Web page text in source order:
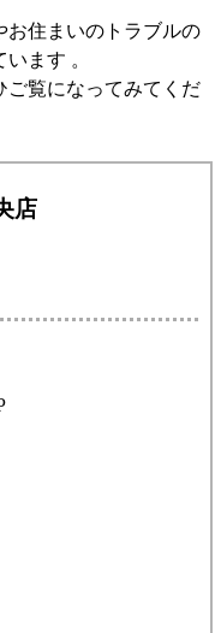
住まいのトラブルの
ます 。
覧になってみてくだ
店